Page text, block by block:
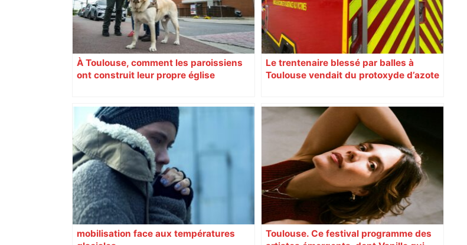
À Toulouse, comment les paroissiens
ont construit leur propre église
Le trentenaire blessé par balles à
Toulouse vendait du protoxyde d’azote
mobilisation face aux températures
Toulouse. Ce festival programme des